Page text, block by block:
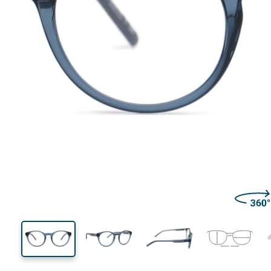
128 mm
Breedte
42 mm
Glashoogte Glasbreedte